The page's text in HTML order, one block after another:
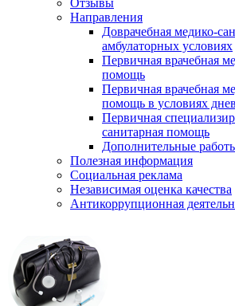
Отзывы
Направления
Доврачебная медико-
амбулаторных условиях
Первичная врачебная
помощь
Первичная врачебная
помощь в условиях
Первичная
санитарная помощь
Дополнительные
Полезная информация
Социальная реклама
Независимая оценка качества
Антикоррупционная